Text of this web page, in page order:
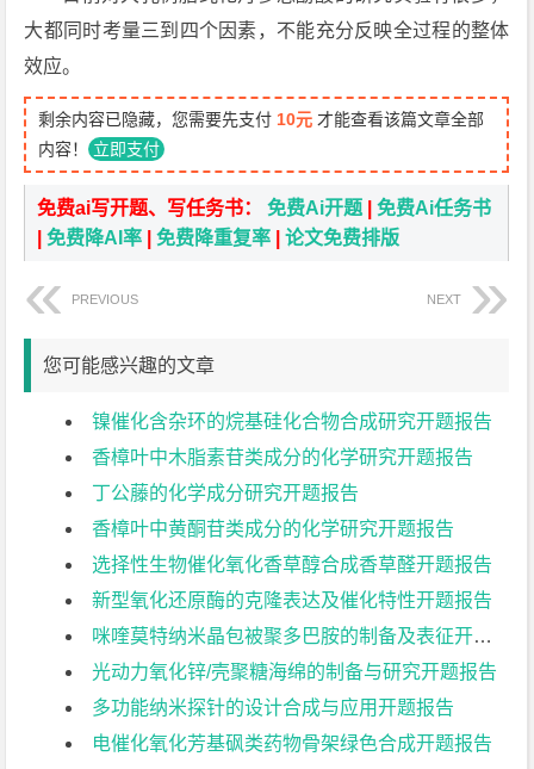
大都同时考量三到四个因素，不能充分反映全过程的整体
效应。
剩余内容已隐藏，您需要先支付 10元 才能查看该篇文章全部
内容！ 立即支付
免费ai写开题、写任务书：免费Ai开题 |免费Ai任务书
|免费降AI率 |免费降重复率 |论文免费排版
PREVIOUS NEXT
您可能感兴趣的文章
镍催化含杂环的烷基硅化合物合成研究开题报告
香樟叶中木脂素苷类成分的化学研究开题报告
丁公藤的化学成分研究开题报告
香樟叶中黄酮苷类成分的化学研究开题报告
选择性生物催化氧化香草醇合成香草醛开题报告
新型氧化还原酶的克隆表达及催化特性开题报告
咪喹莫特纳米晶包被聚多巴胺的制备及表征开题报告
光动力氧化锌/壳聚糖海绵的制备与研究开题报告
多功能纳米探针的设计合成与应用开题报告
电催化氧化芳基砜类药物骨架绿色合成开题报告